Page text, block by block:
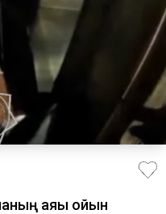
аяғы ойын